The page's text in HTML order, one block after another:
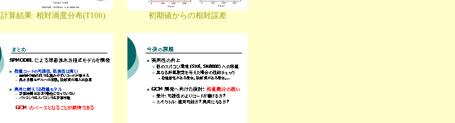
計算結果: 相対渦度分布(T106) 初期値からの相対誤差